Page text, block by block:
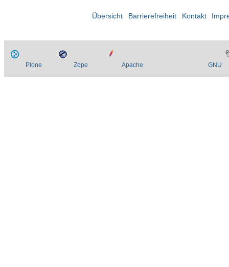
Übersicht Barrierefreiheit Kontakt
Plone Zope Apache GNU